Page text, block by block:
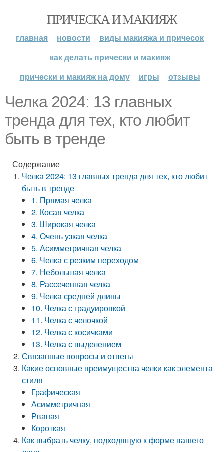
ПРИЧЕСКА И МАКИЯЖ
главная новости
виды макияжа и причесок
как делать прически и макияж
прически и макияж на дому
игры отзывы
Челка 2024: 13 главных
тренда для тех, кто любит
быть в тренде
Содержание
Челка 2024: 13 главных тренда для тех, кто любит
быть в тренде
1. Прямая челка
2. Косая челка
3. Широкая челка
4. Очень узкая челка
5. Асимметричная челка
6. Челка с резким переходом
7. Небольшая челка
8. Рассеченная челка
9. Челка средней длины
10. Челка с градуировкой
11. Челка с челочкой
12. Челка с косичками
13. Челка с выделением
Связанные вопросы и ответы
Какие основные преимущества челки как элемента
стиля
Графическая
Асимметричная
Рваная
Короткая
Как выбрать челку, подходящую к форме вашего